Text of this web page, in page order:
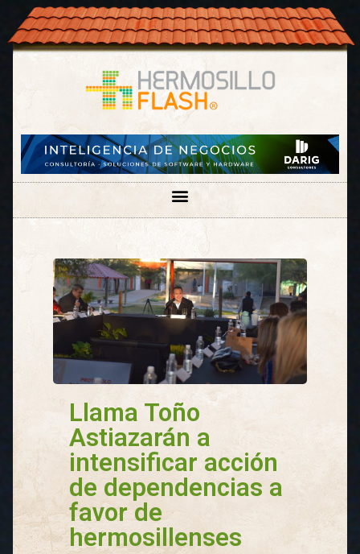
Llama Toño
Astiazarán a
intensificar acción
de dependencias a
favor de
hermosillenses